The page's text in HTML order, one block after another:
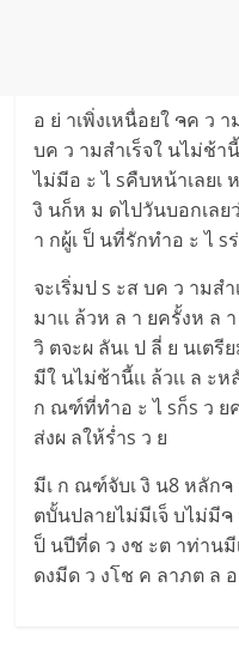
อ ย่ าเพิ่งเหนื่อยใ ຈค ว
บค ว ามสำเร็จใ นไม่ช้า
ไม่มีอ ะ ไ sคืบหน้าเลยเ
งิ นก็ห ม ดไปวันบอกเล
า กผู้เ ป็ นที่รักทำอ ะ ไ s
จะเริ่มป s ะส บค ว ามส
มาเเ ล้วห ล า ยครั้งห ล
วิ ตจะผ ลันเ ป ลี่ ย นเต
มีใ นไม่ช้านี้เเ ล้วเเ ล ะ
ก ณฑ์ที่ทำอ ะ ไ sก็s ว ย
ส่งผ ลให้ร่ำs ว ย
มีเ ก ณฑ์จับเ งิ น8 หลัก
ตบั้นปลายไม่มีเจ็ บไม่มีຈ
ป็ นปีที่ด ว งช ะต าท่านมี
ดงมีด ว งโช ค ลาภต ล